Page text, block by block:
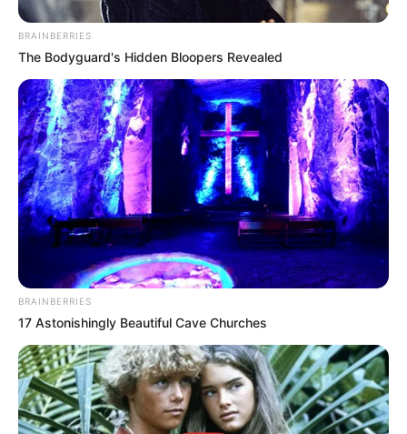
เคล็ดลับเสริมดวงตามวันเกิด คน
เกิดอาทิตย์
แนะนำว่าวันนี้ท่านต้องแก้เคล็ดเสริมดวงด้วยการ
ทำบุญโลงศพ หรือผ้าห่อศพ เพื่อปัดเป่าสิ่งไม่ดี ใคร
ทำบุญโลงศพกับมูลนิธิจะมีใบอนุโมทนาบุญ อย่าลืม
เผาส่งบุญ อุทิศให้เจ้ากรรมนายเวรด้วย
คำทำนายโดย อาจารย์มิก พชร ทูตเทวะ
BRAINBERRIES
The Bodyguard's Hidden Bloopers Revealed
BRAINBERRIES
17 Astonishingly Beautiful Cave Churches